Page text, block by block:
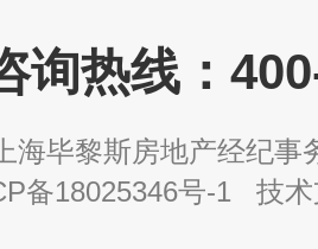
询热线：
毕黎斯房地产经纪事
备18025346号-1 技术